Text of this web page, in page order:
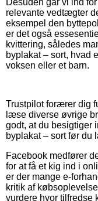
relevante vedtægter
eksempel den
er det også
kvittering, således
byplakat – sort, hvad
voksen eller et barn.
Trustpilot forærer dig
læse diverse øvrige
godt, at du besigtiger
byplakat – sort før
Facebook medfører
for at få et kig ind i
er der mange e-
kritik af
vurdere hvor tilfredse